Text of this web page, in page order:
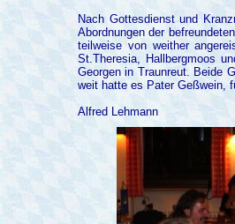
Nach Gottesdienst und
Abordnungen der
teilweise von weither
St.Theresia, Hallbergmoos
Georgen in Traunreut. Beide
weit hatte es Pater Geßwein,
Alfred Lehmann